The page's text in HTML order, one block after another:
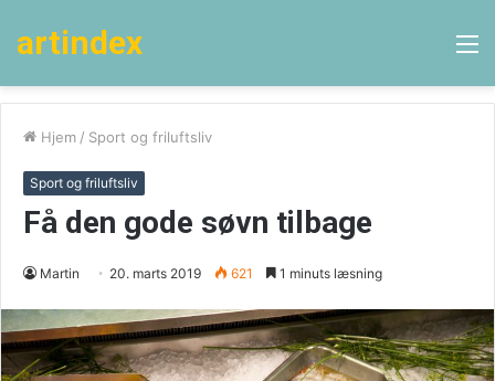
artindex
Hjem / Sport og friluftsliv
Sport og friluftsliv
Få den gode søvn tilbage
Martin 20. marts 2019 621 1 minuts læsning